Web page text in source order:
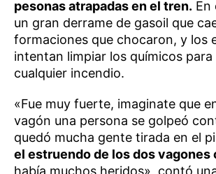
pesonas atrapadas en el tren. En
un gran derrame de gasoil que
formaciones que chocaron, y los
intentan limpiar los químicos
cualquier incendio.
«Fue muy fuerte, imaginate que
vagón una persona se golpeó
quedó mucha gente tirada en el
el estruendo de los dos vagones
había muchos heridos», contó